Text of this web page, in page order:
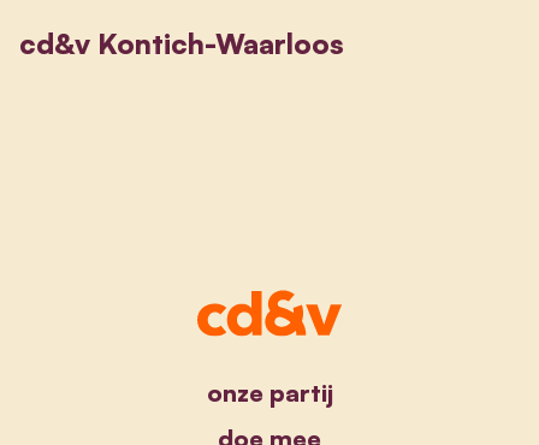
cd&v Kontich-Waarloos
onze partij
doe mee